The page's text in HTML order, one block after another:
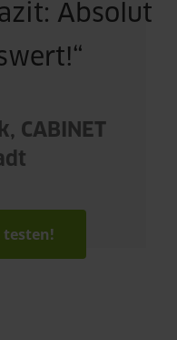
Absolut
CABINET
testen!